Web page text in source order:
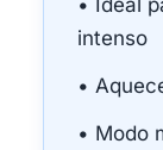
• Ideal
intenso
•
• Modo